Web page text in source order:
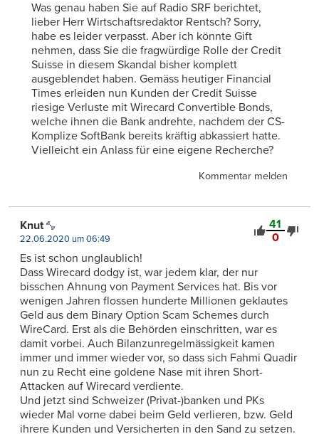
Was genau haben Sie auf Radio SRF berichtet,
lieber Herr Wirtschaftsredaktor Rentsch? Sorry,
habe es leider verpasst. Aber ich könnte Gift
nehmen, dass Sie die fragwürdige Rolle der Credit
Suisse in diesem Skandal bisher komplett
ausgeblendet haben. Gemäss heutiger Financial
Times erleiden nun Kunden der Credit Suisse
riesige Verluste mit Wirecard Convertible Bonds,
welche ihnen die Bank andrehte, nachdem der CS-
Komplize SoftBank bereits kräftig abkassiert hatte.
Vielleicht ein Anlass für eine eigene Recherche?
Kommentar melden
41
0
Knut
22.06.2020 um 06:49
Es ist schon unglaublich!
Dass Wirecard dodgy ist, war jedem klar, der nur
bisschen Ahnung von Payment Services hat. Bis vor
wenigen Jahren flossen hunderte Millionen geklautes
Geld aus dem Binary Option Scam Schemes durch
WireCard. Erst als die Behörden einschritten, war es
damit vorbei. Auch Bilanzunregelmässigkeit kamen
immer und immer wieder vor, so dass sich Fahmi Quadir
nun zu Recht eine goldene Nase mit ihren Short-
Attacken auf Wirecard verdiente.
Und jetzt sind Schweizer (Privat-)banken und PKs
wieder Mal vorne dabei beim Geld verlieren, bzw. Geld
ihrere Kunden und Versicherten in den Sand zu setzen.